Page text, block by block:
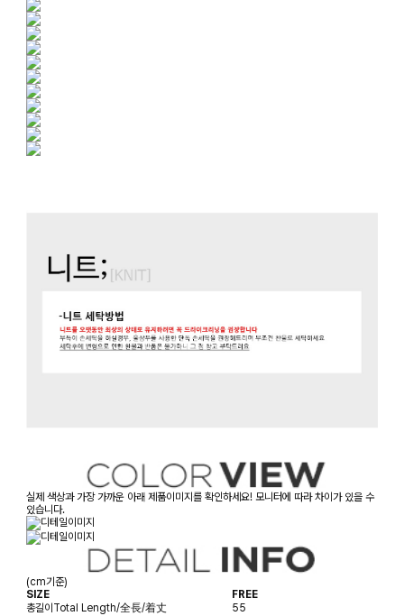
실제 색상과 가장 가까운 아래 제품이미지를 확인하세요! 모니터에 따라 차이가 있을 수
있습니다.
(cm기준)
SIZE
FREE
총길이 Total Length/全長/着丈
55